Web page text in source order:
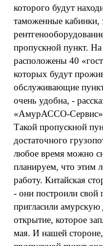
которого будут
таможенные кабинки,
пропускной пункт.
расположены 40
которых будут
обслуживающие
очень удобна, -
«АмурАССО-Сервис»
Такой пропускной
достаточного
любое время можно
планируем, что этим
работу. Китайская
- они построили свой
пригласили амурскую
открытие, которое
мая. И нашей стороне,